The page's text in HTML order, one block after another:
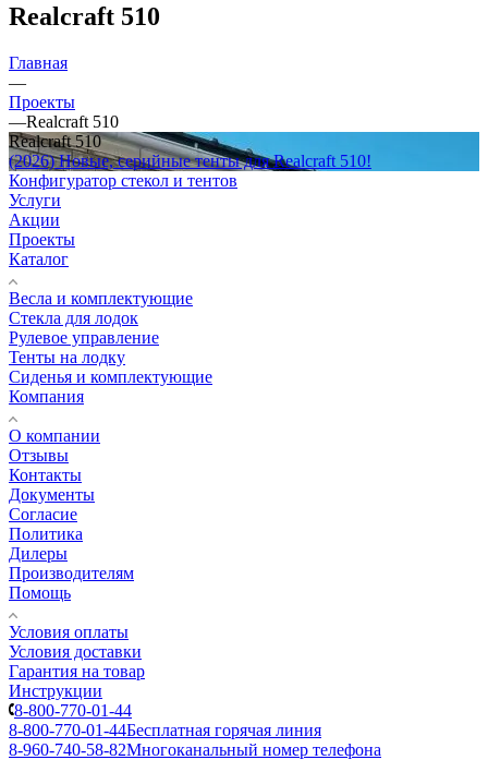
Realcraft 510
Главная
—
Проекты
—Realcraft 510
Realcraft 510
(2026) Новые, серийные тенты для Realcraft 510!
Конфигуратор стекол и тентов
Услуги
Акции
Проекты
Каталог
Весла и комплектующие
Стекла для лодок
Рулевое управление
Тенты на лодку
Сиденья и комплектующие
Компания
О компании
Отзывы
Контакты
Документы
Согласие
Политика
Дилеры
Производителям
Помощь
Условия оплаты
Условия доставки
Гарантия на товар
Инструкции
8-800-770-01-44
8-800-770-01-44Бесплатная горячая линия
8-960-740-58-82Многоканальный номер телефона